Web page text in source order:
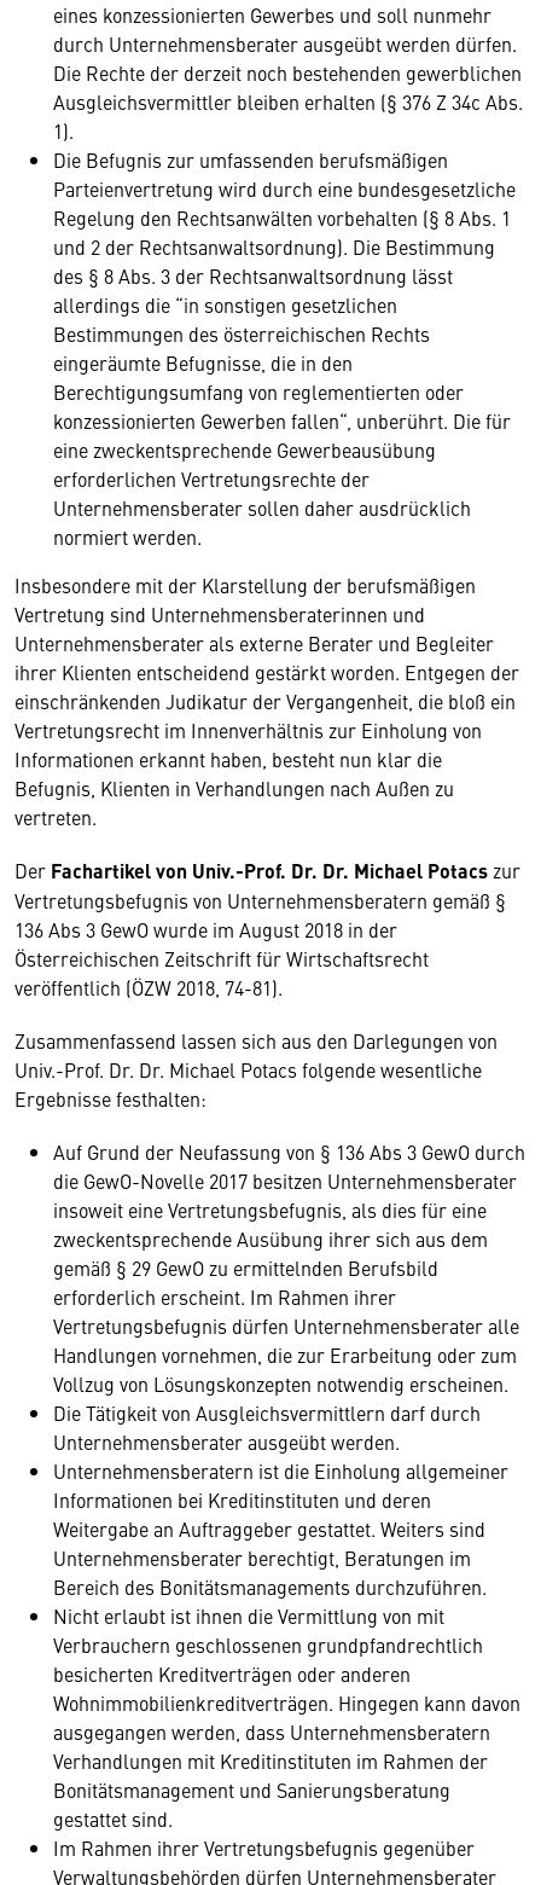
eines konzessionierten Gewerbes und soll nunmehr
durch Unternehmensberater ausgeübt werden dürfen.
Die Rechte der derzeit noch bestehenden gewerblichen
Ausgleichsvermittler bleiben erhalten (§ 376 Z 34c Abs.
1).
Die Befugnis zur umfassenden berufsmäßigen
Parteienvertretung wird durch eine bundesgesetzliche
Regelung den Rechtsanwälten vorbehalten (§ 8 Abs. 1
und 2 der Rechtsanwaltsordnung). Die Bestimmung
des § 8 Abs. 3 der Rechtsanwaltsordnung lässt
allerdings die “in sonstigen gesetzlichen
Bestimmungen des österreichischen Rechts
eingeräumte Befugnisse, die in den
Berechtigungsumfang von reglementierten oder
konzessionierten Gewerben fallen“, unberührt. Die für
eine zweckentsprechende Gewerbeausübung
erforderlichen Vertretungsrechte der
Unternehmensberater sollen daher ausdrücklich
normiert werden.
Insbesondere mit der Klarstellung der berufsmäßigen
Vertretung sind Unternehmensberaterinnen und
Unternehmensberater als externe Berater und Begleiter
ihrer Klienten entscheidend gestärkt worden. Entgegen der
einschränkenden Judikatur der Vergangenheit, die bloß ein
Vertretungsrecht im Innenverhältnis zur Einholung von
Informationen erkannt haben, besteht nun klar die
Befugnis, Klienten in Verhandlungen nach Außen zu
vertreten.
Der Fachartikel von Univ.-Prof. Dr. Dr. Michael Potacs zur
Vertretungsbefugnis von Unternehmensberatern gemäß §
136 Abs 3 GewO wurde im August 2018 in der
Österreichischen Zeitschrift für Wirtschaftsrecht
veröffentlich (ÖZW 2018, 74-81).
Zusammenfassend lassen sich aus den Darlegungen von
Univ.-Prof. Dr. Dr. Michael Potacs folgende wesentliche
Ergebnisse festhalten:
Auf Grund der Neufassung von § 136 Abs 3 GewO durch
die GewO-Novelle 2017 besitzen Unternehmensberater
insoweit eine Vertretungsbefugnis, als dies für eine
zweckentsprechende Ausübung ihrer sich aus dem
gemäß § 29 GewO zu ermittelnden Berufsbild
erforderlich erscheint. Im Rahmen ihrer
Vertretungsbefugnis dürfen Unternehmensberater alle
Handlungen vornehmen, die zur Erarbeitung oder zum
Vollzug von Lösungskonzepten notwendig erscheinen.
Die Tätigkeit von Ausgleichsvermittlern darf durch
Unternehmensberater ausgeübt werden.
Unternehmensberatern ist die Einholung allgemeiner
Informationen bei Kreditinstituten und deren
Weitergabe an Auftraggeber gestattet. Weiters sind
Unternehmensberater berechtigt, Beratungen im
Bereich des Bonitätsmanagements durchzuführen.
Nicht erlaubt ist ihnen die Vermittlung von mit
Verbrauchern geschlossenen grundpfandrechtlich
besicherten Kreditverträgen oder anderen
Wohnimmobilienkreditverträgen. Hingegen kann davon
ausgegangen werden, dass Unternehmensberatern
Verhandlungen mit Kreditinstituten im Rahmen der
Bonitätsmanagement und Sanierungsberatung
gestattet sind.
Im Rahmen ihrer Vertretungsbefugnis gegenüber
Verwaltungsbehörden dürfen Unternehmensberater